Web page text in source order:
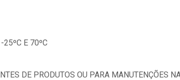
25ºC E 70ºC
DE PRODUTOS OU PARA MANUTENÇÕES